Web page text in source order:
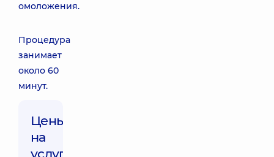
омоложения.
Процедура
занимает
около 60
минут.
Цены
на
услуги: